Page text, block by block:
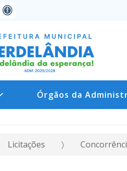
Órgãos da
Licitações